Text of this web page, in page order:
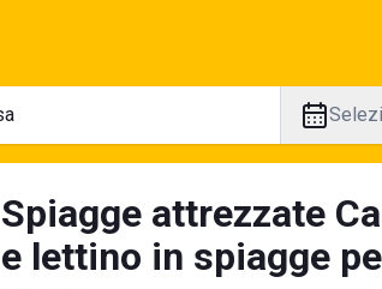
Spiagge attrezzate
e lettino in spiagge